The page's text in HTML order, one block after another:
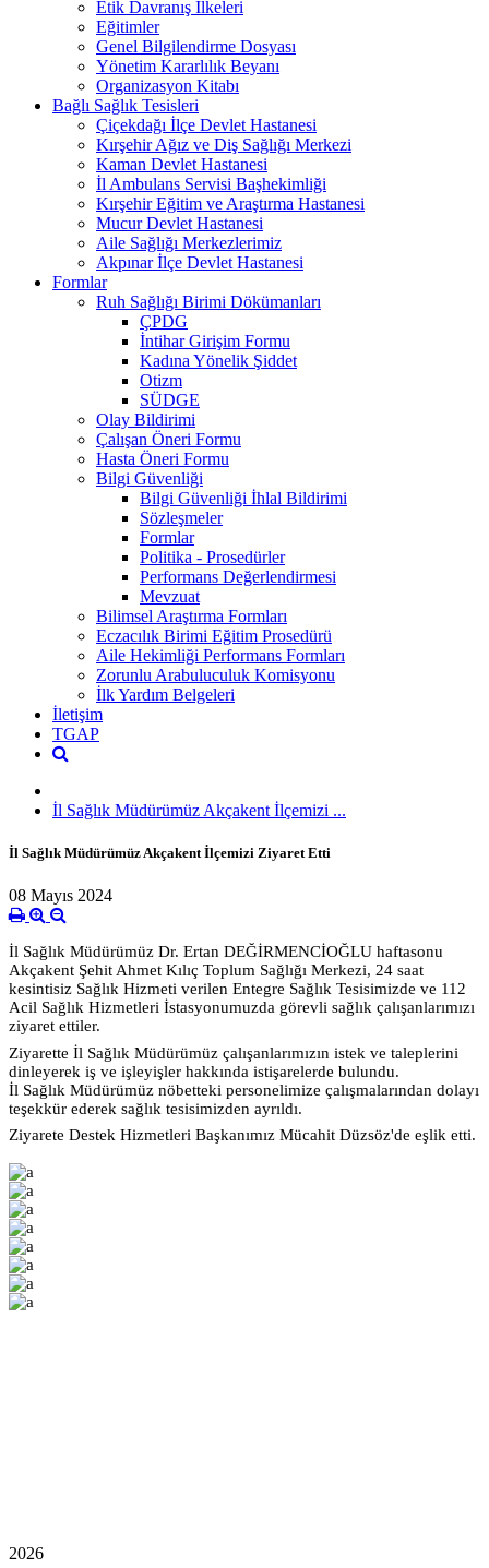
Etik Davranış İlkeleri
Eğitimler
Genel Bilgilendirme Dosyası
Yönetim Kararlılık Beyanı
Organizasyon Kitabı
Bağlı Sağlık Tesisleri
Çiçekdağı İlçe Devlet Hastanesi
Kırşehir Ağız ve Diş Sağlığı Merkezi
Kaman Devlet Hastanesi
İl Ambulans Servisi Başhekimliği
Kırşehir Eğitim ve Araştırma Hastanesi
Mucur Devlet Hastanesi
Aile Sağlığı Merkezlerimiz
Akpınar İlçe Devlet Hastanesi
Formlar
Ruh Sağlığı Birimi Dökümanları
ÇPDG
İntihar Girişim Formu
Kadına Yönelik Şiddet
Otizm
SÜDGE
Olay Bildirimi
Çalışan Öneri Formu
Hasta Öneri Formu
Bilgi Güvenliği
Bilgi Güvenliği İhlal Bildirimi
Sözleşmeler
Formlar
Politika - Prosedürler
Performans Değerlendirmesi
Mevzuat
Bilimsel Araştırma Formları
Eczacılık Birimi Eğitim Prosedürü
Aile Hekimliği Performans Formları
Zorunlu Arabuluculuk Komisyonu
İlk Yardım Belgeleri
İletişim
TGAP
İl Sağlık Müdürümüz Akçakent İlçemizi ...
İl Sağlık Müdürümüz Akçakent İlçemizi Ziyaret Etti
08 Mayıs 2024
İl Sağlık Müdürümüz Dr. Ertan DEĞİRMENCİOĞLU haftasonu
Akçakent Şehit Ahmet Kılıç Toplum Sağlığı Merkezi, 24 saat
kesintisiz Sağlık Hizmeti verilen Entegre Sağlık Tesisimizde ve 112
Acil Sağlık Hizmetleri İstasyonumuzda görevli sağlık çalışanlarımızı
ziyaret ettiler.
Ziyarette İl Sağlık Müdürümüz çalışanlarımızın istek ve taleplerini
dinleyerek iş ve işleyişler hakkında istişarelerde bulundu.
İl Sağlık Müdürümüz nöbetteki personelimize çalışmalarından dolayı
teşekkür ederek sağlık tesisimizden ayrıldı.
Ziyarete Destek Hizmetleri Başkanımız Mücahit Düzsöz'de eşlik etti.
2026